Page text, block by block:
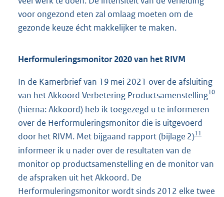
voor ongezond eten zal omlaag moeten om de
gezonde keuze écht makkelijker te maken.
Herformuleringsmonitor 2020 van het RIVM
In de Kamerbrief van 19 mei 2021 over de afsluiting
van het Akkoord Verbetering Productsamenstelling10
(hierna: Akkoord) heb ik toegezegd u te informeren
over de Herformuleringsmonitor die is uitgevoerd
door het RIVM. Met bijgaand rapport (bijlage 2)11
informeer ik u nader over de resultaten van de
monitor op productsamenstelling en de monitor van
de afspraken uit het Akkoord. De
Herformuleringsmonitor wordt sinds 2012 elke twee